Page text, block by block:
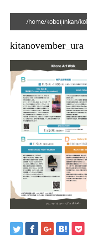
/home/kobeijinkan/
Warning :
/home/kobeijinkan/
content/themes/
Warning: Attempt to
/home/kobeijinkan/
content/themes/
kitanovember_ura